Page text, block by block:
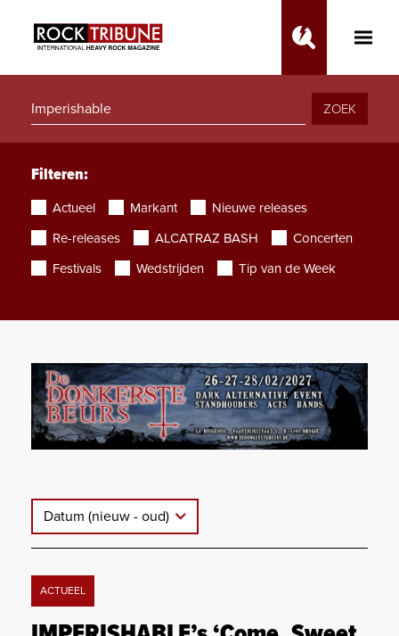
Toggle
ZOEK
Filteren:
Actueel Markant
Nieuwe releases
Re-releases
ALCATRAZ BASH
Concerten
Festivals
Wedstrijden Tip van de Week
Datum (nieuw - oud)
ACTUEEL